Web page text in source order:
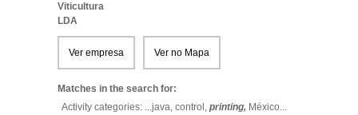
Viticultura
LDA
Ver empresa Ver no Mapa
Matches in the search for:
Activity categories: ...java, control, printing, México...